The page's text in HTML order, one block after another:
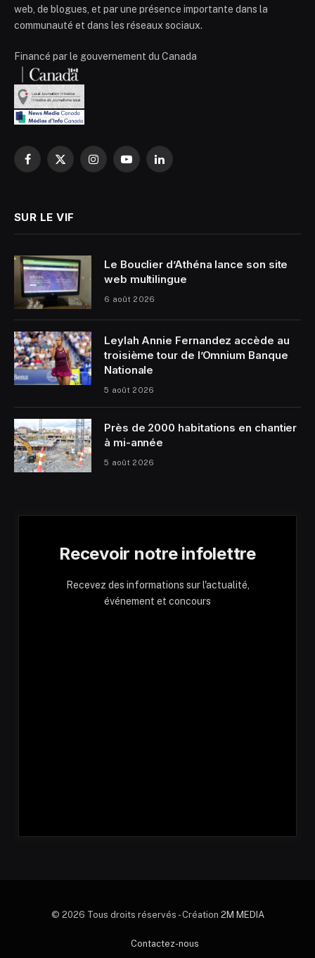
web, de blogues, et par une présence importante dans la
communauté et dans les réseaux sociaux.
Financé par le gouvernement du Canada
Facebook
X
InstagramYouTubeLinkedIn
SUR LE VIF
Le Bouclier d’Athéna lance son site
web multilingue
6 août 2026
Leylah Annie Fernandez accède au
troisième tour de l’Omnium Banque
Nationale
5 août 2026
Près de 2000 habitations en chantier
à mi-année
5 août 2026
Recevoir notre infolettre
Recevez des informations sur l'actualité,
événement et concours
© 2026 Tous droits réservés - Création 2M MEDIA
Contactez-nous